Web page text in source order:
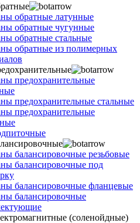
обратные латунные
обратные чугунные
обратные стальные
обратные из полимерных
предохранительные
предохранительные стальные
предохранительные
балансировочные резьбовые
балансировочные под
балансировочные фланцевые
балансировочные
(соленойдные)